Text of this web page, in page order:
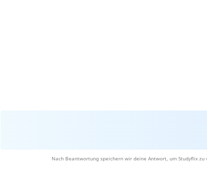
Nach Beantwortung speichern wir deine Antwort, um Studyflix